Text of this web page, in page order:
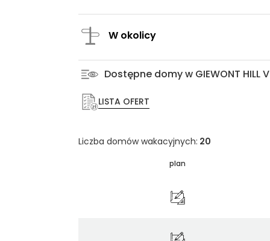
W okolicy
Dostępne domy w GIEWONT HILL
LISTA OFERT
Liczba domów wakacyjnych: 20
plan